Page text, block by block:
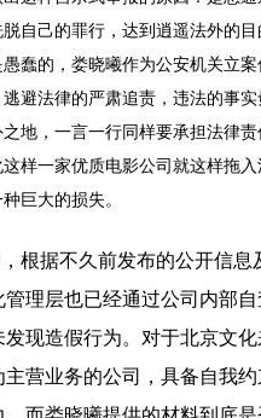
自己的罪行，达到逍遥法外的
蠢的，娄晓曦作为公安机关立
避法律的严肃追责，违法的事实
地，一言一行同样要承担法律
样一家优质电影公司就这样拖
巨大的损失。
根据不久前发布的公开信息
管理层也已经通过公司内部
发现造假行为。对于北京文
营业务的公司，具备自我约